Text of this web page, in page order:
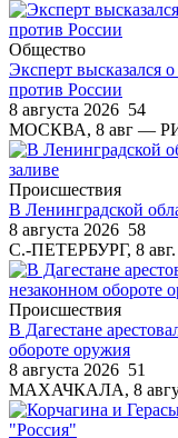
Общество
Эксперт высказался
против России
8 августа 2026 54
МОСКВА, 8 авг —
Происшествия
В Ленинградской
8 августа 2026 58
С.-ПЕТЕРБУРГ, 8 авг.
Происшествия
В Дагестане
обороте оружия
8 августа 2026 51
МАХАЧКАЛА, 8